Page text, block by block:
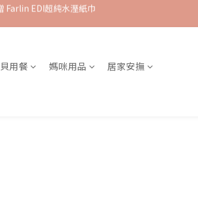
Farlin EDI超純水溼紙巾
金 ; 滿$ 8000 送 $600購物金
用餐 媽咪用品
居家安撫